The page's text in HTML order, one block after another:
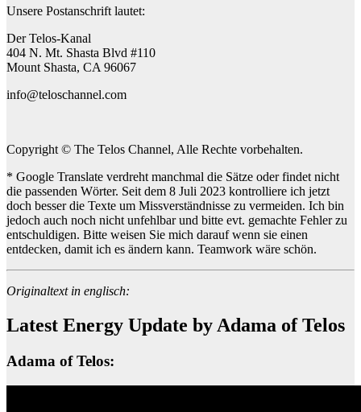
Unsere Postanschrift lautet:
Der Telos-Kanal
404 N. Mt. Shasta Blvd #110
Mount Shasta, CA 96067
info@teloschannel.com
Copyright © The Telos Channel, Alle Rechte vorbehalten.
* Google Translate verdreht manchmal die Sätze oder findet nicht
die passenden Wörter. Seit dem 8 Juli 2023 kontrolliere ich jetzt
doch besser die Texte um Missverständnisse zu vermeiden. Ich bin
jedoch auch noch nicht unfehlbar und bitte evt. gemachte Fehler zu
entschuldigen. Bitte weisen Sie mich darauf wenn sie einen
entdecken, damit ich es ändern kann. Teamwork wäre schön.
Originaltext in englisch:
Latest Energy Update by Adama of Telos
Adama of Telos: